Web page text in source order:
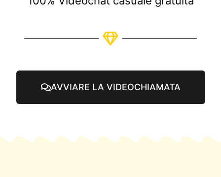
AVVIARE LA VIDEOCHIAMATA